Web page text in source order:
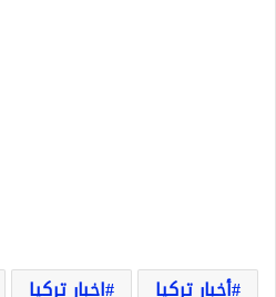
أخبار تركيا اخبار تركيا